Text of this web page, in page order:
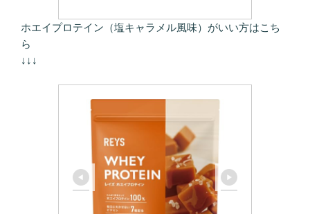
ホエイプロテイン（塩キャラメル風味）がいい方はこち
ら
↓↓↓